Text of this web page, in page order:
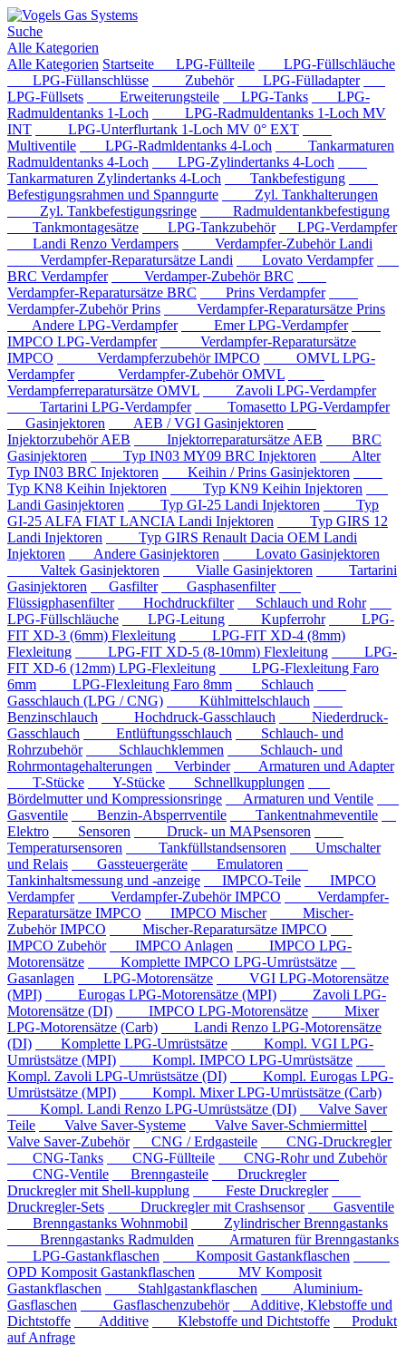
Suche
Alle Kategorien
Alle Kategorien Startseite LPG-Füllteile
LPG-Füllschläuche
LPG-Füllanschlüsse
Zubehör
LPG-Fülladapter
LPG-Füllsets
Erweiterungsteile LPG-Tanks
LPG-
Radmuldentanks 1-Loch
LPG-Radmuldentanks 1-Loch MV
INT
LPG-Unterflurtank 1-Loch MV 0° EXT
Multiventile
LPG-Radmldentanks 4-Loch
Tankarmaturen
Radmuldentanks 4-Loch
LPG-Zylindertanks 4-Loch
Tankarmaturen Zylindertanks 4-Loch
Tankbefestigung
Befestigungsrahmen und Spanngurte
Zyl. Tankhalterungen
Zyl. Tankbefestigungsringe
Radmuldentankbefestigung
Tankmontagesätze
LPG-Tankzubehör
LPG-Verdampfer
Landi Renzo Verdampers
Verdampfer-Zubehör Landi
Verdampfer-Reparatursätze Landi
Lovato Verdampfer
BRC Verdampfer
Verdamper-Zubehör BRC
Verdampfer-Reparatursätze BRC
Prins Verdampfer
Verdampfer-Zubehör Prins
Verdampfer-Reparatursätze Prins
Andere LPG-Verdampfer
Emer LPG-Verdampfer
IMPCO LPG-Verdampfer
Verdampfer-Reparatursätze
IMPCO
Verdampferzubehör IMPCO
OMVL LPG-
Verdampfer
Verdampfer-Zubehör OMVL
Verdampferreparatursätze OMVL
Zavoli LPG-Verdampfer
Tartarini LPG-Verdampfer
Tomasetto LPG-Verdampfer
Gasinjektoren
AEB / VGI Gasinjektoren
Injektorzubehör AEB
Injektorreparatursätze AEB
BRC
Gasinjektoren
Typ IN03 MY09 BRC Injektoren
Alter
Typ IN03 BRC Injektoren
Keihin / Prins Gasinjektoren
Typ KN8 Keihin Injektoren
Typ KN9 Keihin Injektoren
Landi Gasinjektoren
Typ GI-25 Landi Injektoren
Typ
GI-25 ALFA FIAT LANCIA Landi Injektoren
Typ GIRS 12
Landi Injektoren
Typ GIRS Renault Dacia OEM Landi
Injektoren
Andere Gasinjektoren
Lovato Gasinjektoren
Valtek Gasinjektoren
Vialle Gasinjektoren
Tartarini
Gasinjektoren
Gasfilter
Gasphasenfilter
Flüssigphasenfilter
Hochdruckfilter
Schlauch und Rohr
LPG-Füllschläuche
LPG-Leitung Kupferrohr
LPG-
FIT XD-3 (6mm) Flexleitung
LPG-FIT XD-4 (8mm)
Flexleitung
LPG-FIT XD-5 (8-10mm) Flexleitung
LPG-
FIT XD-6 (12mm) LPG-Flexleitung
LPG-Flexleitung Faro
6mm
LPG-Flexleitung Faro 8mm
Schlauch
Gasschlauch (LPG / CNG)
Kühlmittelschlauch
Benzinschlauch
Hochdruck-Gasschlauch
Niederdruck-
Gasschlauch
Entlüftungsschlauch
Schlauch- und
Rohrzubehör
Schlauchklemmen
Schlauch- und
Rohrmontagehalterungen
Verbinder
Armaturen und Adapter
T-Stücke
Y-Stücke
Schnellkupplungen
Bördelmutter und Kompressionsringe
Armaturen und Ventile
Gasventile
Benzin-Absperrventile
Tankentnahmeventile
Elektro
Sensoren
Druck- un MAPsensoren
Temperatursensoren
Tankfüllstandsensoren
Umschalter
und Relais
Gassteuergeräte
Emulatoren
Tankinhaltsmessung und -anzeige
IMPCO-Teile
IMPCO
Verdampfer
Verdampfer-Zubehör IMPCO
Verdampfer-
Reparatursätze IMPCO
IMPCO Mischer
Mischer-
Zubehör IMPCO
Mischer-Reparatursätze IMPCO
IMPCO Zubehör
IMPCO Anlagen
IMPCO LPG-
Motorensätze
Komplette IMPCO LPG-Umrüstsätze
Gasanlagen
LPG-Motorensätze
VGI LPG-Motorensätze
(MPI)
Eurogas LPG-Motorensätze (MPI)
Zavoli LPG-
Motorensätze (DI)
IMPCO LPG-Motorensätze
Mixer
LPG-Motorensätze (Carb)
Landi Renzo LPG-Motorensätze
(DI)
Komplette LPG-Umrüstsätze
Kompl. VGI LPG-
Umrüstsätze (MPI)
Kompl. IMPCO LPG-Umrüstsätze
Kompl. Zavoli LPG-Umrüstsätze (DI)
Kompl. Eurogas LPG-
Umrüstsätze (MPI)
Kompl. Mixer LPG-Umrüstsätze (Carb)
Kompl. Landi Renzo LPG-Umrüstsätze (DI)
Valve Saver
Teile
Valve Saver-Systeme
Valve Saver-Schmiermittel
Valve Saver-Zubehör
CNG / Erdgasteile
CNG-Druckregler
CNG-Tanks
CNG-Füllteile
CNG-Rohr und Zubehör
CNG-Ventile
Brenngasteile
Druckregler
Druckregler mit Shell-kupplung
Feste Druckregler
Druckregler-Sets
Druckregler mit Crashsensor
Gasventile
Brenngastanks Wohnmobil
Zylindrischer Brenngastanks
Brenngastanks Radmulden
Armaturen für Brenngastanks
LPG-Gastankflaschen
Komposit Gastankflaschen
OPD Komposit Gastankflaschen
MV Komposit
Gastankflaschen
Stahlgastankflaschen
Aluminium-
Gasflaschen
Gasflaschenzubehör
Additive, Klebstoffe und
Dichtstoffe
Additive Klebstoffe und Dichtstoffe
Produkt
auf Anfrage